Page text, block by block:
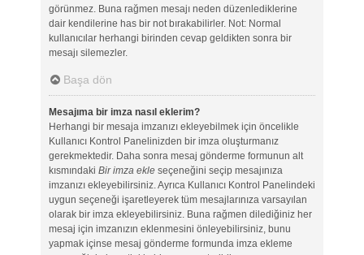
görünmez. Buna rağmen mesajı neden düzenlediklerine
dair kendilerine has bir not bırakabilirler. Not: Normal
kullanıcılar herhangi birinden cevap geldikten sonra bir
mesajı silemezler.
Başa dön
Mesajıma bir imza nasıl eklerim?
Herhangi bir mesaja imzanızı ekleyebilmek için öncelikle
Kullanıcı Kontrol Panelinizden bir imza oluşturmanız
gerekmektedir. Daha sonra mesaj gönderme formunun alt
kısmındaki Bir imza ekleseçeneğini seçip mesajınıza
imzanızı ekleyebilirsiniz. Ayrıca Kullanıcı Kontrol Panelindeki
uygun seçeneği işaretleyerek tüm mesajlarınıza varsayılan
olarak bir imza ekleyebilirsiniz. Buna rağmen dilediğiniz her
mesaj için imzanızın eklenmesini önleyebilirsiniz, bunu
yapmak içinse mesaj gönderme formunda imza ekleme